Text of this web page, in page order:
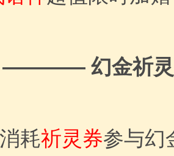
———— 幻金祈灵
耗祈灵券参与幻